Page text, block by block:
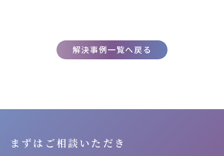
解決事例一覧へ戻る
まずはご相談いただき